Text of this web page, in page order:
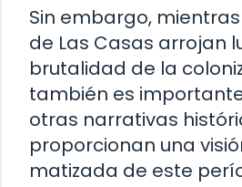
Sin embargo,
de Las Casas arrojan
brutalidad de la
también es
otras narrativas
proporcionan una
matizada de este